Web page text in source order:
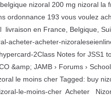
nizoral 200 mg nizoral la
ordonnance 193 vous voulez
en France, Belgique,
acheter-acheter-
2Class Notes for JSS1
&amp; JAMB › Forums ›
le moins cher Tagged: buy
le-moins-cher Acheter